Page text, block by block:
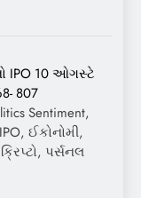
IPO 10 ઓગસ્ટે
807
Sentiment,
ઈકોનોમી,
પર્સનલ